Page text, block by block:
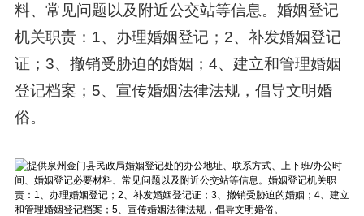
料、常见问题以及附近公交站等信息。婚姻登记
机关职责：1、办理婚姻登记；2、补发婚姻登记
证；3、撤销受胁迫的婚姻；4、建立和管理婚姻
登记档案；5、宣传婚姻法律法规，倡导文明婚
俗。